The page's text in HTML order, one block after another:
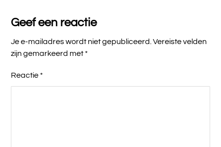
Geef een reactie
Je e-mailadres wordt niet gepubliceerd. Vereiste velden
zijn gemarkeerd met *
Reactie *